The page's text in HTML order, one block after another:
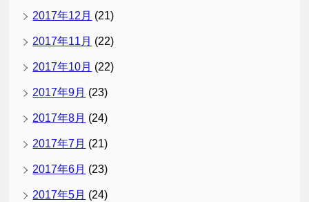
2017年12月 (21)
2017年11月 (22)
2017年10月 (22)
2017年9月 (23)
2017年8月 (24)
2017年7月 (21)
2017年6月 (23)
2017年5月 (24)